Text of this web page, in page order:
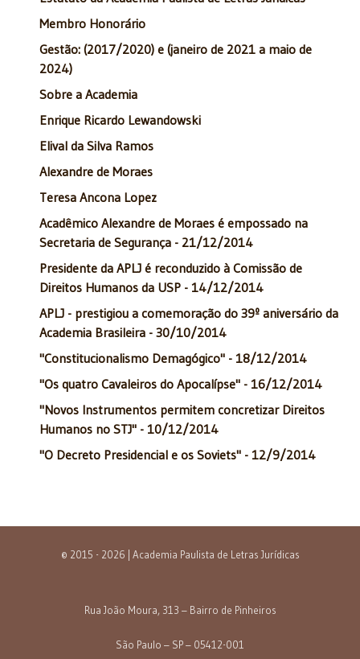
Membro Honorário
Gestão: (2017/2020) e (janeiro de 2021 a maio de
2024)
Sobre a Academia
Enrique Ricardo Lewandowski
Elival da Silva Ramos
Alexandre de Moraes
Teresa Ancona Lopez
Acadêmico Alexandre de Moraes é empossado na
Secretaria de Segurança - 21/12/2014
Presidente da APLJ é reconduzido à Comissão de
Direitos Humanos da USP - 14/12/2014
APLJ - prestigiou a comemoração do 39º aniversário da
Academia Brasileira - 30/10/2014
"Constitucionalismo Demagógico" - 18/12/2014
"Os quatro Cavaleiros do Apocalípse" - 16/12/2014
"Novos Instrumentos permitem concretizar Direitos
Humanos no STJ" - 10/12/2014
"O Decreto Presidencial e os Soviets" - 12/9/2014
© 2015 - 2026 | Academia Paulista de Letras Jurídicas
Rua João Moura, 313 – Bairro de Pinheiros
São Paulo – SP – 05412-001